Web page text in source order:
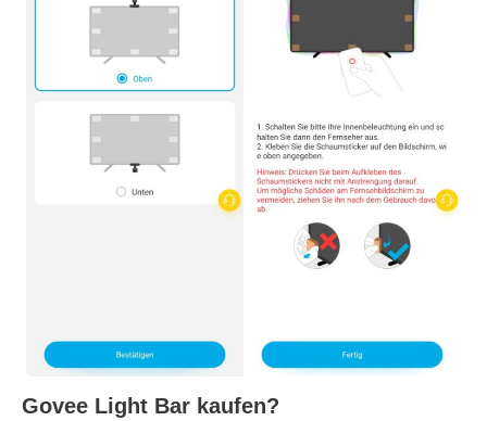
Govee Light Bar kaufen?